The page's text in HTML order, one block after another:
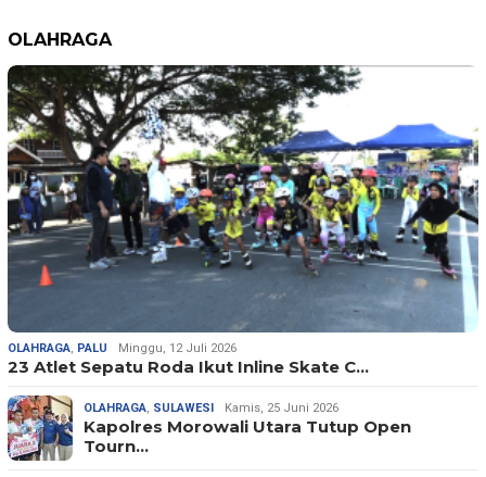
OLAHRAGA
OLAHRAGA, PALU Minggu, 12 Juli 2026
23 Atlet Sepatu Roda Ikut Inline Skate C…
OLAHRAGA, SULAWESI Kamis, 25 Juni 2026
Kapolres Morowali Utara Tutup Open
Tourn…